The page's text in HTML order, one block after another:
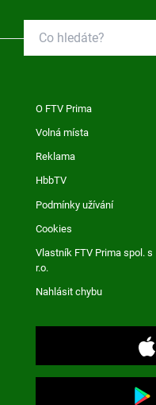
O FTV Prima
Volná místa
Reklama
HbbTV
Podmínky užívání
Cookies
Vlastník FTV Prima spol. s
r.o.
Nahlásit chybu